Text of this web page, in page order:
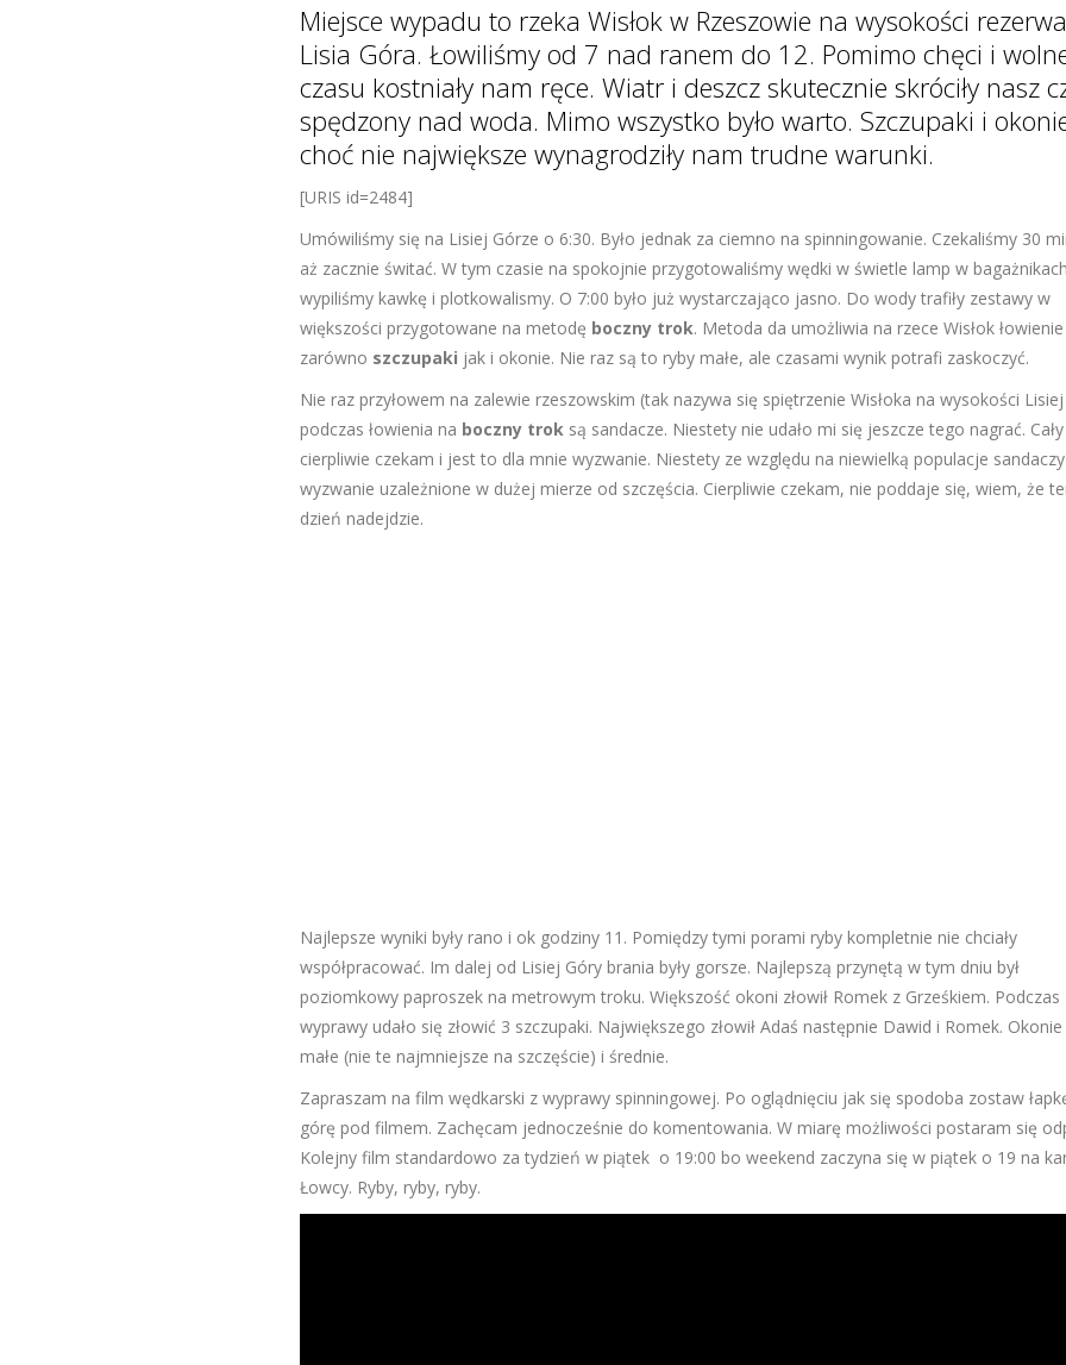
Miejsce wypadu to rzeka Wisłok w Rzeszowie na wysokości
Lisia Góra. Łowiliśmy od 7 nad ranem do 12. Pomimo chęci i
czasu kostniały nam ręce. Wiatr i deszcz skutecznie skróciły nasz
spędzony nad woda. Mimo wszystko było warto. Szczupaki i
choć nie największe wynagrodziły nam trudne warunki.
[URIS id=2484]
Umówiliśmy się na Lisiej Górze o 6:30. Było jednak za ciemno na spinningowanie. Czekaliśmy 30
aż zacznie świtać. W tym czasie na spokojnie przygotowaliśmy wędki w świetle lamp w
wypiliśmy kawkę i plotkowalismy. O 7:00 było już wystarczająco jasno. Do wody trafiły zestawy w
większości przygotowane na metodę boczny trok. Metoda da umożliwia na rzece Wisłok łowienie
zarówno szczupaki jak i okonie. Nie raz są to ryby małe, ale czasami wynik potrafi zaskoczyć.
Nie raz przyłowem na zalewie rzeszowskim (tak nazywa się spiętrzenie Wisłoka na wysokości
podczas łowienia na boczny trok są sandacze. Niestety nie udało mi się jeszcze tego nagrać.
cierpliwie czekam i jest to dla mnie wyzwanie. Niestety ze względu na niewielką populacje sandaczy
wyzwanie uzależnione w dużej mierze od szczęścia. Cierpliwie czekam, nie poddaje się, wiem, że
dzień nadejdzie.
Najlepsze wyniki były rano i ok godziny 11. Pomiędzy tymi porami ryby kompletnie nie chciały
współpracować. Im dalej od Lisiej Góry brania były gorsze. Najlepszą przynętą w tym dniu był
poziomkowy paproszek na metrowym troku. Większość okoni złowił Romek z Grześkiem. Podczas
wyprawy udało się złowić 3 szczupaki. Największego złowił Adaś następnie Dawid i Romek. Okonie
małe (nie te najmniejsze na szczęście) i średnie.
Zapraszam na film wędkarski z wyprawy spinningowej. Po oglądnięciu jak się spodoba zostaw
górę pod filmem. Zachęcam jednocześnie do komentowania. W miarę możliwości postaram się
Kolejny film standardowo za tydzień w piątek o 19:00 bo weekend zaczyna się w piątek o 19 na
Łowcy. Ryby, ryby, ryby.